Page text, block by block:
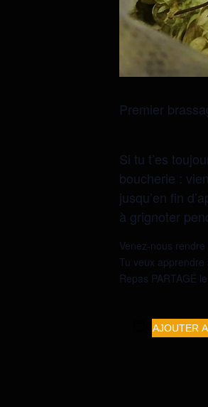
Premier
Si tu t’es
boucherie :
jusqu’en fin
à grignoter
Venez-nous rendre
Tu veux apprendre
Repas PARTAGÉ
AJOUTER